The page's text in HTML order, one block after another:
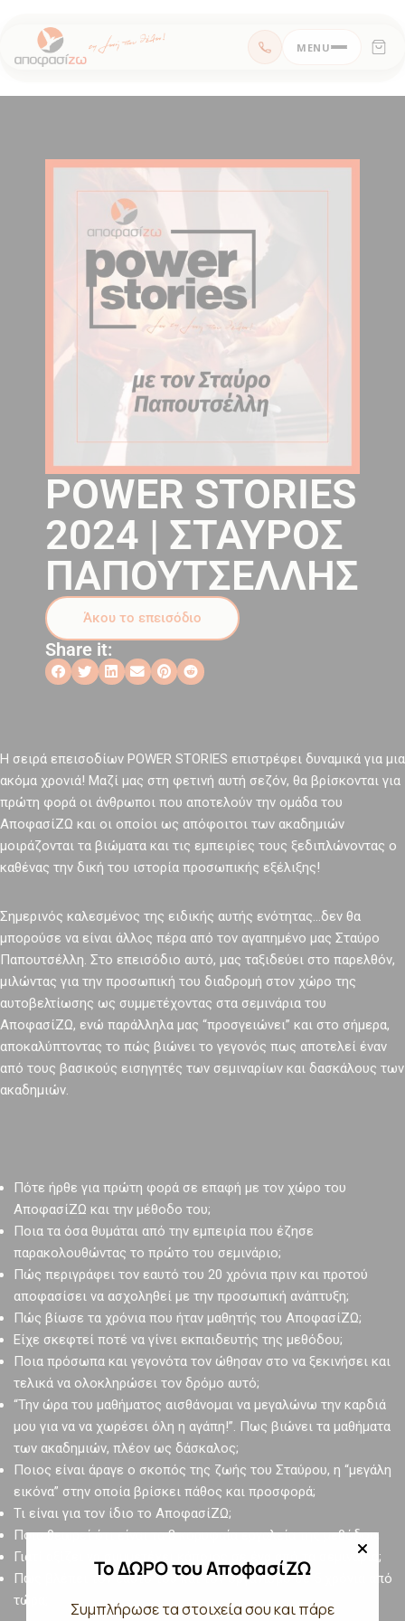
Μεταπηδήστε
στο
περιεχόμενο
MENU
POWER STORIES
2024 | ΣΤΑΥΡΟΣ
ΠΑΠΟΥΤΣΕΛΛΗΣ
Άκου το επεισόδιο
Share it:
Η σειρά επεισοδίων POWER STORIES επιστρέφει δυναμικά για μια
ακόμα χρονιά! Mαζί μας στη φετινή αυτή σεζόν, θα βρίσκονται για
πρώτη φορά οι άνθρωποι που αποτελούν την ομάδα του
ΑποφασίΖΩ και οι οποίοι ως απόφοιτοι των ακαδημιών
μοιράζονται τα βιώματα και τις εμπειρίες τους ξεδιπλώνοντας ο
καθένας την δική του ιστορία προσωπικής εξέλιξης!
Σημερινός καλεσμένος της ειδικής αυτής ενότητας…δεν θα
μπορούσε να είναι άλλος πέρα από τον αγαπημένο μας Σταύρο
Παπουτσέλλη. Στο επεισόδιο αυτό, μας ταξιδεύει στο παρελθόν,
μιλώντας για την προσωπική του διαδρομή στον χώρο της
αυτοβελτίωσης ως συμμετέχοντας στα σεμινάρια του
ΑποφασίΖΩ, ενώ παράλληλα μας “προσγειώνει” και στο σήμερα,
αποκαλύπτοντας το πώς βιώνει το γεγονός πως αποτελεί έναν
από τους βασικούς εισηγητές των σεμιναρίων και δασκάλους των
ακαδημιών.
Πότε ήρθε για πρώτη φορά σε επαφή με τον χώρο του
ΑποφασίΖΩ και την μέθοδο του;
Ποια τα όσα θυμάται από την εμπειρία που έζησε
παρακολουθώντας το πρώτο του σεμινάριο;
Πώς περιγράφει τον εαυτό του 20 χρόνια πριν και προτού
αποφασίσει να ασχοληθεί με την προσωπική ανάπτυξη;
Πώς βίωσε τα χρόνια που ήταν μαθητής του ΑποφασίΖΩ;
Είχε σκεφτεί ποτέ να γίνει εκπαιδευτής της μεθόδου;
Ποια πρόσωπα και γεγονότα τον ώθησαν στο να ξεκινήσει και
τελικά να ολοκληρώσει τον δρόμο αυτό;
“Την ώρα του μαθήματος αισθάνομαι να μεγαλώνω την καρδιά
μου για να να χωρέσει όλη η αγάπη!”. Πως βιώνει τα μαθήματα
των ακαδημιών, πλέον ως δάσκαλος;
Ποιος είναι άραγε ο σκοπός της ζωής του Σταύρου, η “μεγάλη
εικόνα” στην οποία βρίσκει πάθος και προσφορά;
Τι είναι για τον ίδιο το ΑποφασίΖΩ;
Ποια θεωρεί ότι είναι τα 3 κορυφαία εργαλεία της μεθόδου;
Γιατί αξίζει να συμμετέχει κάποιος σε ένα από τα σεμινάρια;
Πως βλέπει τον εαυτό του και τον οργανισμό σε 5 χρόνια από
τώρα;
Το ΔΩΡΟ του ΑποφασίΖΩ
Συμπλήρωσε τα στοιχεία σου και πάρε